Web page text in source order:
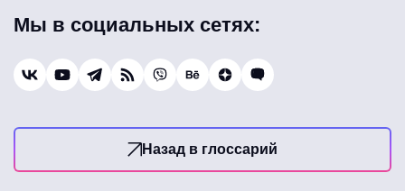
Мы в социальных сетях:
Назад в глоссарий